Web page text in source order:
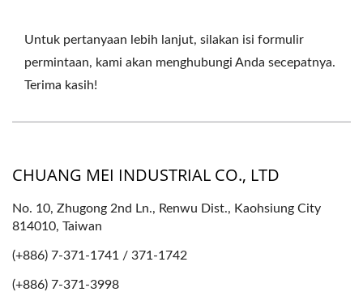
Untuk pertanyaan lebih lanjut, silakan isi formulir
permintaan, kami akan menghubungi Anda secepatnya.
Terima kasih!
CHUANG MEI INDUSTRIAL CO., LTD
No. 10, Zhugong 2nd Ln., Renwu Dist., Kaohsiung City
814010, Taiwan
(+886) 7-371-1741 / 371-1742
(+886) 7-371-3998